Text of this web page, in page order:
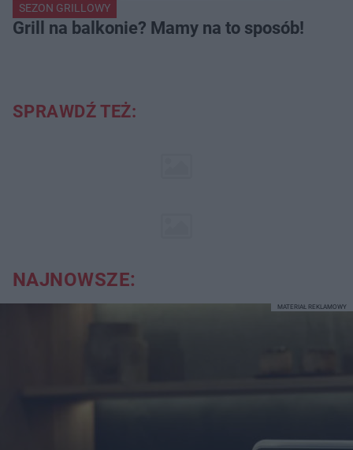
SEZON GRILLOWY
Grill na balkonie? Mamy na to sposób!
SPRAWDŹ TEŻ:
NAJNOWSZE:
MATERIAŁ REKLAMOWY